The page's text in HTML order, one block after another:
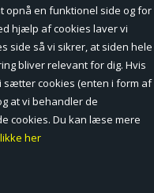
opnå en funktionel side og for
hjælp af cookies laver vi
side så vi sikrer, at siden hele
bliver relevant for dig. Hvis
sætter cookies (enten i form af
at vi behandler de
cookies. Du kan læse mere
her